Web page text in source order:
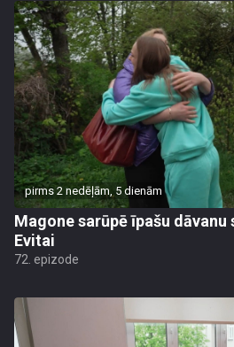
pirms 2 nedēļām, 5 dienām
Magone sarūpē īpašu dāvanu
Evitai
72. epizode